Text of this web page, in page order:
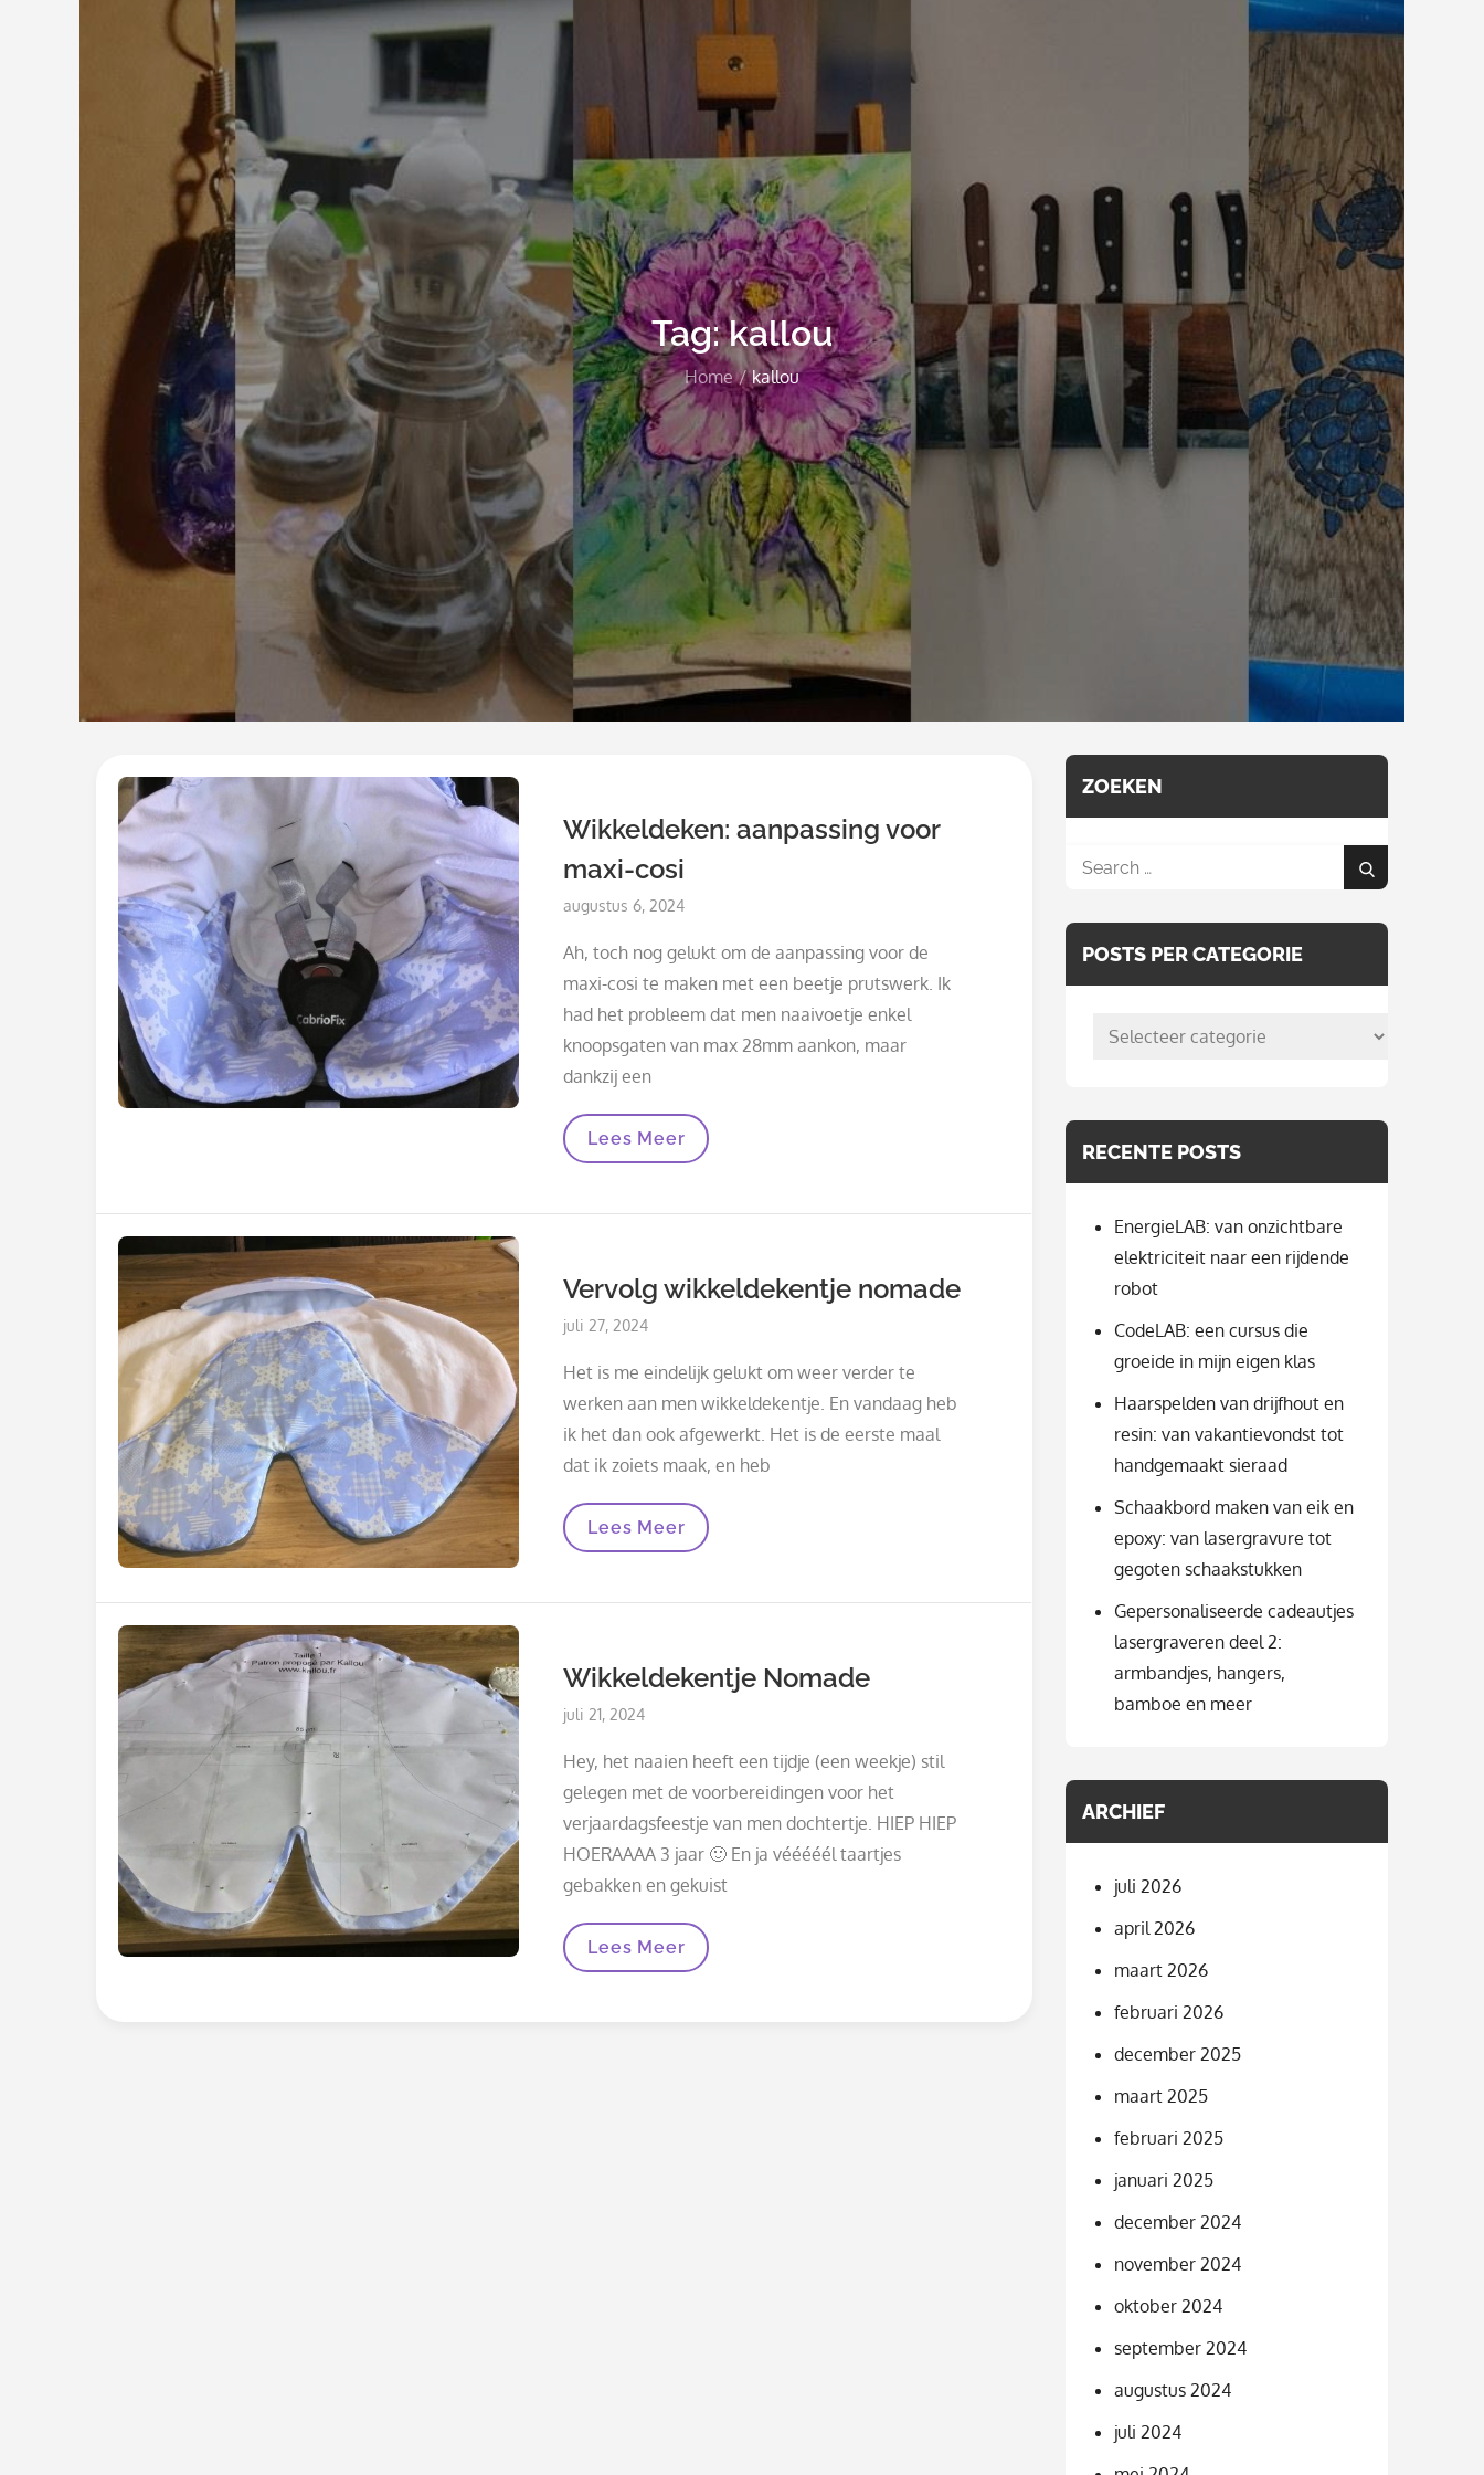
Tag:kallou
Home kallou
Wikkeldeken: aanpassing voor
maxi-cosi
Posted
augustus 6, 2024
Ah, toch nog gelukt om de aanpassing voor de
maxi-cosi te maken met een beetje prutswerk. Ik
had het probleem dat men naaivoetje enkel
knoopsgaten van max 28mm aankon, maar
dankzij een
Wikkeldeken:
Aanpassing
Cosi
Lees Meer
Vervolg wikkeldekentje nomade
Posted
juli 27, 2024
Het is me eindelijk gelukt om weer verder te
werken aan men wikkeldekentje. En vandaag heb
ik het dan ook afgewerkt. Het is de eerste maal
dat ik zoiets maak, en heb
Vervolg
Wikkeldekentje
Lees Meer
Wikkeldekentje Nomade
Posted
juli 21, 2024
Hey, het naaien heeft een tijdje (een weekje) stil
gelegen met de voorbereidingen voor het
verjaardagsfeestje van men dochtertje. HIEP HIEP
HOERAAAA 3 jaar 🙂 En ja vééééél taartjes
gebakken en gekuist
Wikkeldekentje
Nomade
Lees Meer
ZOEKEN
Search
Search
POSTS PER CATEGORIE
posts
RECENTE POSTS
EnergieLAB: van onzichtbare
elektriciteit naar een rijdende
robot
CodeLAB: een cursus die
groeide in mijn eigen klas
Haarspelden van drijfhout en
resin: van vakantievondst tot
handgemaakt sieraad
Schaakbord maken van eik en
epoxy: van lasergravure tot
gegoten schaakstukken
Gepersonaliseerde cadeautjes
lasergraveren deel 2:
armbandjes, hangers,
bamboe en meer
ARCHIEF
juli 2026
april 2026
maart 2026
februari 2026
december 2025
maart 2025
februari 2025
januari 2025
december 2024
november 2024
oktober 2024
september 2024
augustus 2024
juli 2024